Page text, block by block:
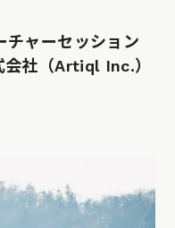
チャーセッション
会社（Artiql Inc.）